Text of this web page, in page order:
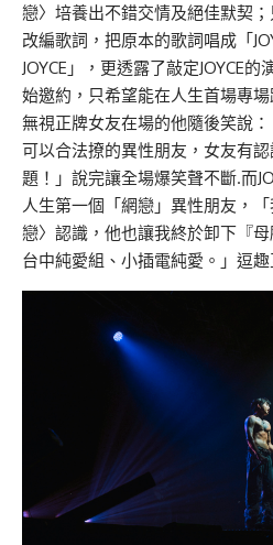
戀〉培養出不錯交情及絕佳默契
改編歌詞，把原本的歌詞唱成「
JOYCE」，更透露了敲定JOYCE
始邀約，只希望能在人生首場專
無視正牌女友在場的他隨後笑說：
可以合法撩的異性朋友，女友有
題！」說完讓全場爆笑聲不斷.而
人生第一個「網戀」異性朋友，
戀〉認識，他也讓我終於卸下『
台中純愛組、小插電純愛。」逗